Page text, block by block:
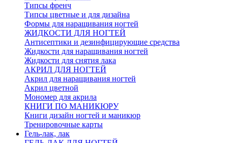
Типсы френч
Типсы цветные и для дизайна
Формы для наращивания ногтей
ЖИДКОСТИ ДЛЯ НОГТЕЙ
Антисептики и дезинфицирующие средства
Жидкости для наращивания ногтей
Жидкости для снятия лака
АКРИЛ ДЛЯ НОГТЕЙ
Акрил для наращивания ногтей
Акрил цветной
Мономер для акрила
КНИГИ ПО МАНИКЮРУ
Книги дизайн ногтей и маникюр
Тренировочные карты
Гель-лак, лак